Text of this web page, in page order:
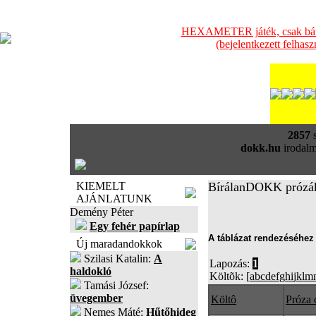
HEXAMETER játék, csak
(bejelentkezett
2857
dokk.hu
KIEMELT
AJÁNLATUNK
Demény Péter
Egy fehér papírlap
Új maradandokkok
Szilasi Katalin: A
haldokló
Tamási József:
üvegember
Nemes Máté: Hűtőhideg
BírálanDOKK
A táblázat
Lapozás: 1
Költõk: [abcdefghijklm
Költô
Próza